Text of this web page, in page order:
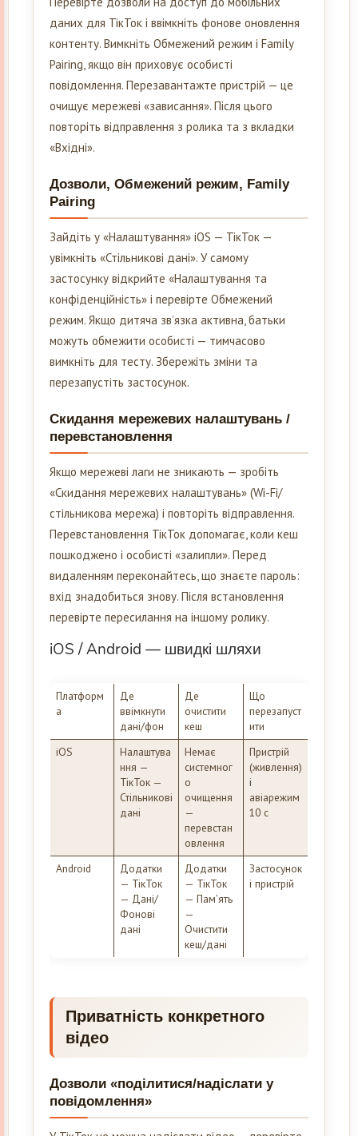
даних для ТікТок і ввімкніть фонове оновлення
контенту. Вимкніть Обмежений режим і Family
Pairing, якщо він приховує особисті
повідомлення. Перезавантажте пристрій — це
очищує мережеві «зависання». Після цього
повторіть відправлення з ролика та з вкладки
«Вхідні».
Дозволи, Обмежений режим, Family
Pairing
Зайдіть у «Налаштування» iOS — ТікТок —
увімкніть «Стільникові дані». У самому
застосунку відкрийте «Налаштування та
конфіденційність» і перевірте Обмежений
режим. Якщо дитяча зв’язка активна, батьки
можуть обмежити особисті — тимчасово
вимкніть для тесту. Збережіть зміни та
перезапустіть застосунок.
Скидання мережевих налаштувань /
перевстановлення
Якщо мережеві лаги не зникають — зробіть
«Скидання мережевих налаштувань» (Wi-Fi/
стільникова мережа) і повторіть відправлення.
Перевстановлення ТікТок допомагає, коли кеш
пошкоджено і особисті «залипли». Перед
видаленням переконайтесь, що знаєте пароль:
вхід знадобиться знову. Після встановлення
перевірте пересилання на іншому ролику.
iOS / Android — швидкі шляхи
Платформ
а
Де
ввімкнути
дані/фон
Де
очистити
кеш
Що
перезапуст
ити
iOS
Налаштува
ння —
ТікТок —
Стільникові
дані
Немає
системног
о
очищення
—
перевстан
овлення
Пристрій
(живлення)
і
авіарежим
10 с
Android
Додатки
— ТікТок
— Дані/
Фонові
дані
Додатки
— ТікТок
— Пам’ять
—
Очистити
кеш/дані
Застосунок
і пристрій
Приватність конкретного
відео
Дозволи «поділитися/надіслати у
повідомлення»